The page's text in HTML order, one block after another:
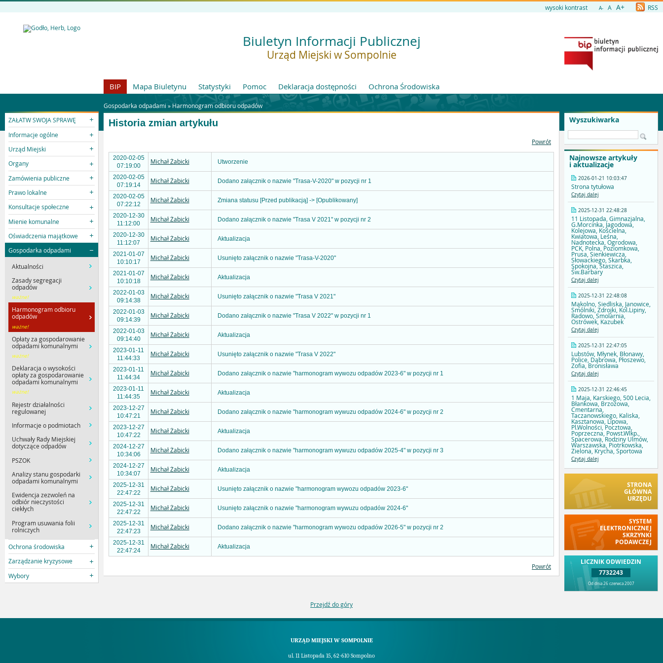
wysoki kontrast A- A A+ RSS
Biuletyn Informacji Publicznej
Urząd Miejski w Sompolnie
BIP Mapa Biuletynu Statystyki Pomoc Deklaracja dostępności Ochrona Środowiska
Gospodarka odpadami » Harmonogram odbioru odpadów
ZAŁATW SWOJA SPRAWĘ
Informacje ogólne
Urząd Miejski
Organy
Zamówienia publiczne
Prawo lokalne
Konsultacje społeczne
Mienie komunalne
Oświadczenia majątkowe
Gospodarka odpadami
Aktualności
Zasady segregacji
odpadów
ważne!
Harmonogram odbioru
odpadów
ważne!
Opłaty za gospodarowanie
odpadami komunalnymi
ważne!
Deklaracja o wysokości
opłaty za gospodarowanie
odpadami komunalnymi
ważne!
Rejestr działalności
regulowanej
Informacje o podmiotach
Uchwały Rady Miejskiej
dotyczące odpadów
PSZOK
Analizy stanu gospodarki
odpadami komunalnymi
Ewidencja zezwoleń na
odbiór nieczystości
ciekłych
Program usuwania folii
rolniczych
Ochrona środowiska
Zarządzanie kryzysowe
Wybory
Wyszukiwarka
Najnowsze artykuły
i aktualizacje
2026-01-21 10:03:47
Strona tytułowa
Czytaj dalej
2025-12-31 22:48:28
11 Listopada, Gimnazjalna,
G.Morcinka, Jagodowa,
Kolejowa, Kościelna,
Kwiatowa, Leśna,
Nadnotecka, Ogrodowa,
PCK, Polna, Poziomkowa,
Prusa, Sienkiewicza,
Słowackiego, Skarbka,
Spokojna, Staszica,
Św.Barbary
Czytaj dalej
2025-12-31 22:48:08
Mąkolno, Siedliska, Janowice,
Smólniki, Zdrojki, Kol.Lipiny,
Radowo, Smolarnia,
Ostrówek, Kazubek
Czytaj dalej
2025-12-31 22:47:05
Lubstów, Młynek, Błonawy,
Police, Dąbrowa, Płoszewo,
Zofia, Bronisława
Czytaj dalej
2025-12-31 22:46:45
1 Maja, Karskiego, 500 Lecia,
Błankowa, Brzozowa,
Cmentarna,
Taczanowskiego, Kaliska,
Kasztanowa, Lipowa,
Pl.Wolności, Pocztowa,
Poprzeczna, Powst.Wlkp.,
Spacerowa, Rodziny Ulmów,
Warszawska, Piotrkowska,
Zielona, Krycha, Sportowa
Czytaj dalej
STRONA
GŁÓWNA
URZĘDU
SYSTEM
ELEKTRONICZNEJ
SKRZYNKI
PODAWCZEJ
LICZNIK ODWIEDZIN
7732243
Od dnia 26 czerwca 2007
Historia zmian artykułu
Powrót
2020-02-05
07:19:00
Michał Żabicki Utworzenie
2020-02-05
07:19:14
Michał Żabicki Dodano załącznik o nazwie "Trasa-V-2020" w pozycji nr 1
2020-02-05
07:22:12
Michał Żabicki Zmiana statusu [Przed publikacją] -> [Opublikowany]
2020-12-30
11:12:00
Michał Żabicki Dodano załącznik o nazwie "Trasa V 2021" w pozycji nr 2
2020-12-30
11:12:07
Michał Żabicki Aktualizacja
2021-01-07
10:10:17
Michał Żabicki Usunięto załącznik o nazwie "Trasa-V-2020"
2021-01-07
10:10:18
Michał Żabicki Aktualizacja
2022-01-03
09:14:38
Michał Żabicki Usunięto załącznik o nazwie "Trasa V 2021"
2022-01-03
09:14:39
Michał Żabicki Dodano załącznik o nazwie "Trasa V 2022" w pozycji nr 1
2022-01-03
09:14:40
Michał Żabicki Aktualizacja
2023-01-11
11:44:33
Michał Żabicki Usunięto załącznik o nazwie "Trasa V 2022"
2023-01-11
11:44:34
Michał Żabicki Dodano załącznik o nazwie "harmonogram wywozu odpadów 2023-6" w pozycji nr 1
2023-01-11
11:44:35
Michał Żabicki Aktualizacja
2023-12-27
10:47:21
Michał Żabicki Dodano załącznik o nazwie "harmonogram wywuzu odpadów 2024-6" w pozycji nr 2
2023-12-27
10:47:22
Michał Żabicki Aktualizacja
2024-12-27
10:34:06
Michał Żabicki Dodano załącznik o nazwie "harmonogram wywuzu odpadów 2025-4" w pozycji nr 3
2024-12-27
10:34:07
Michał Żabicki Aktualizacja
2025-12-31
22:47:22
Michał Żabicki Usunięto załącznik o nazwie "harmonogram wywozu odpadów 2023-6"
2025-12-31
22:47:22
Michał Żabicki Usunięto załącznik o nazwie "harmonogram wywuzu odpadów 2024-6"
2025-12-31
22:47:23
Michał Żabicki Dodano załącznik o nazwie "harmonogram wywozu odpadów 2026-5" w pozycji nr 2
2025-12-31
22:47:24
Michał Żabicki Aktualizacja
Powrót
Przejdź do góry
URZĄD MIEJSKI W SOMPOLNIE
ul. 11 Listopada 15, 62-610 Sompolno